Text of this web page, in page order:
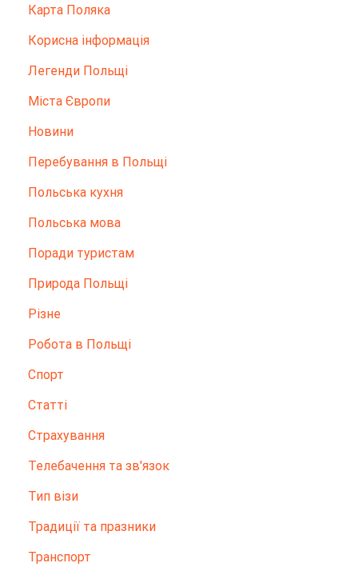
Карта Поляка
Корисна інформація
Легенди Польщі
Міста Європи
Новини
Перебування в Польщі
Польська кухня
Польська мова
Поради туристам
Природа Польщі
Різне
Робота в Польщі
Спорт
Статті
Страхування
Телебачення та зв'язок
Тип візи
Традиції та празники
Транспорт